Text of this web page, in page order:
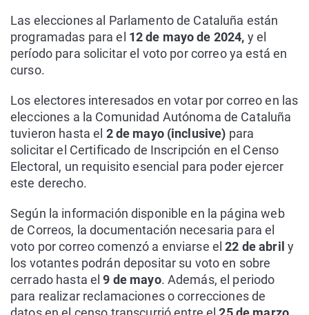
Las elecciones al Parlamento de Cataluña están
programadas para el 12 de mayo de 2024, y el
período para solicitar el voto por correo ya está en
curso.
Los electores interesados en votar por correo en las
elecciones a la Comunidad Autónoma de Cataluña
tuvieron hasta el 2 de mayo (inclusive) para
solicitar el Certificado de Inscripción en el Censo
Electoral, un requisito esencial para poder ejercer
este derecho.
Según la información disponible en la página web
de Correos, la documentación necesaria para el
voto por correo comenzó a enviarse el22 de abrily
los votantes podrán depositar su voto en sobre
cerrado hasta el 9 de mayo. Además, el periodo
para realizar reclamaciones o correcciones de